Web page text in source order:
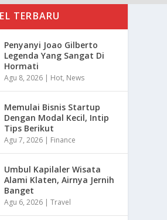
TERBARU
Penyanyi Joao Gilberto
Legenda Yang Sangat Di
Hormati
Agu 8, 2026 | Hot, News
Memulai Bisnis Startup
Dengan Modal Kecil, Intip
Tips Berikut
Agu 7, 2026 | Finance
Umbul Kapilaler Wisata
Alami Klaten, Airnya Jernih
Banget
Agu 6, 2026 |Travel